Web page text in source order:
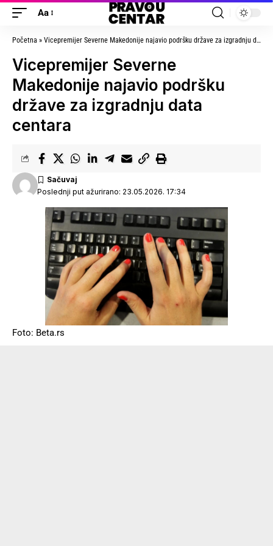
Aa
Početna » Vicepremijer Severne Makedonije najavio podršku države za izgradnju data centara
Vicepremijer Severne
Makedonije najavio podršku
države za izgradnju data
centara
Poslednji put ažurirano: 23.05.2026. 17:34
Foto: Beta.rs